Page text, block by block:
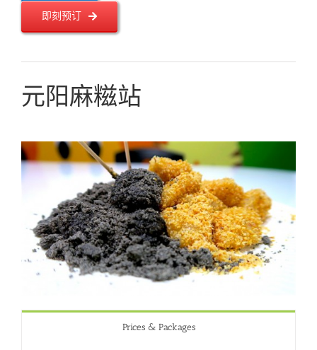
即刻预订
元阳麻糍站
Prices & Packages